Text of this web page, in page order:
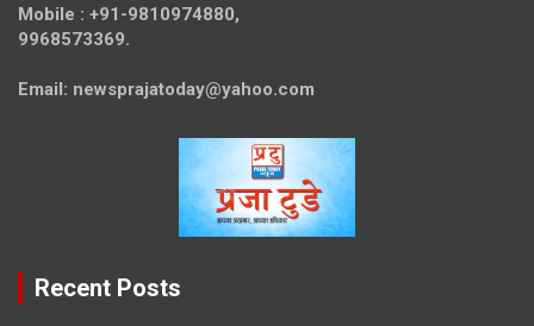
Mobile : +91-9810974880,
9968573369.
Email: newsprajatoday@yahoo.com
Recent Posts